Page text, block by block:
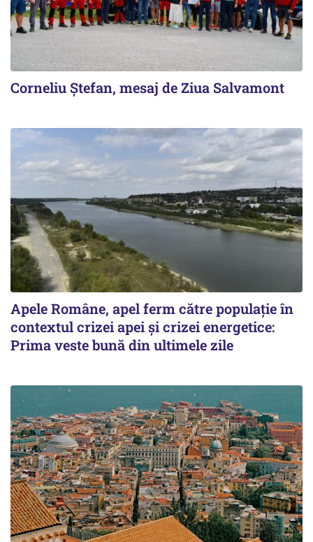
Corneliu Ștefan, mesaj de Ziua Salvamont
Apele Române, apel ferm către populație în
contextul crizei apei și crizei energetice:
Prima veste bună din ultimele zile